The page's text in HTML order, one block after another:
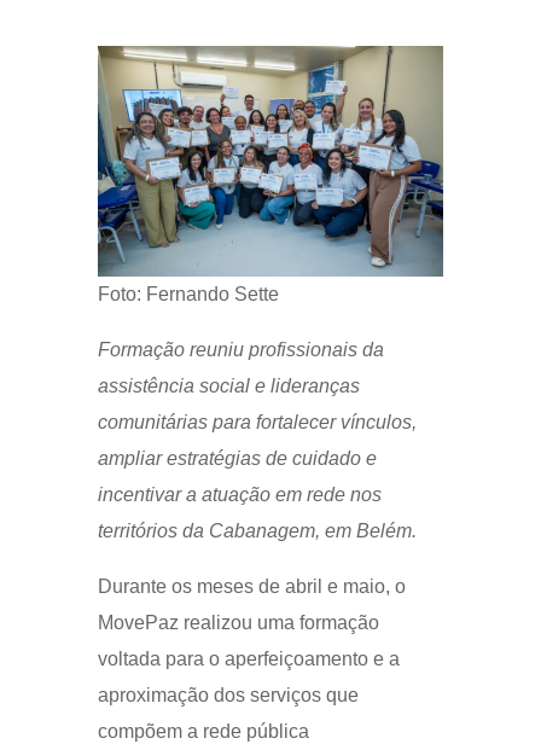
Foto: Fernando Sette
Formação reuniu profissionais da
assistência social e lideranças
comunitárias para fortalecer vínculos,
ampliar estratégias de cuidado e
incentivar a atuação em rede nos
territórios da Cabanagem, em Belém.
Durante os meses de abril e maio, o
MovePaz realizou uma formação
voltada para o aperfeiçoamento e a
aproximação dos serviços que
compõem a rede pública